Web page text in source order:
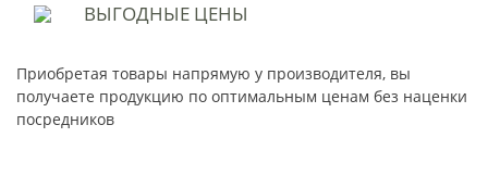
ВЫГОДНЫЕ ЦЕНЫ
Приобретая товары напрямую у производителя, вы
получаете продукцию по оптимальным ценам без наценки
посредников